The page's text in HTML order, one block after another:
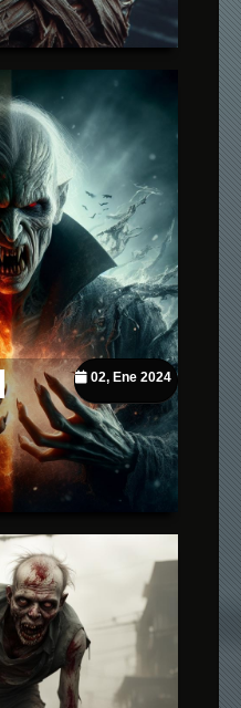
02, Ene 2024